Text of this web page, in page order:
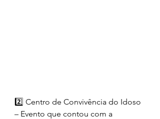
2️⃣ Centro de Convivência do Idoso
– Evento que contou com a